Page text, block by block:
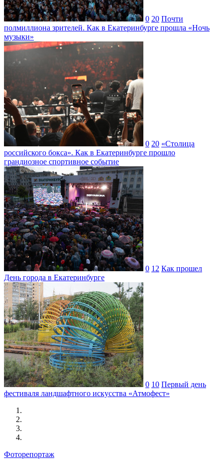
0 20 Почти
полмиллиона зрителей. Как в Екатеринбурге прошла «Ночь
музыки»
0 20 «Столица
российского бокса». Как в Екатеринбурге прошло
грандиозное спортивное событие
0 12 Как прошел
День города в Екатеринбурге
0 10 Первый день
фестиваля ландшафтного искусства «Атмофест»
Фоторепортаж